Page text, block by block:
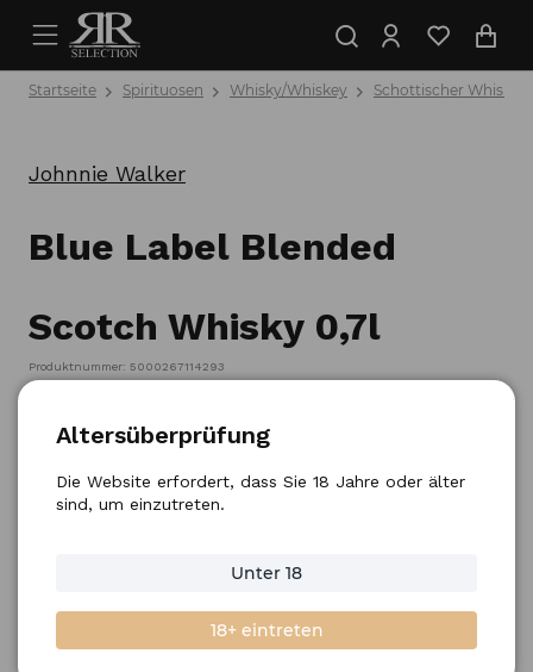
Startseite Spirituosen Whisky/Whiskey Schottischer Whisky
Johnnie Walker
Blue Label Blended
Scotch Whisky 0,7l
Produktnummer: 5000267114293
Altersüberprüfung
Die Website erfordert, dass Sie 18 Jahre oder älter
sind, um einzutreten.
Unter 18
18+ eintreten